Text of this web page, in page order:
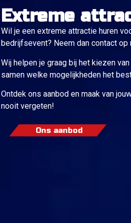
Extreme
Wil je een extreme attractie huren
bedrijfsevent? Neem dan contact op
Wij helpen je graag bij het kiezen
samen welke mogelijkheden het
Ontdek ons aanbod en maak van
nooit vergeten!
Ons aanbod